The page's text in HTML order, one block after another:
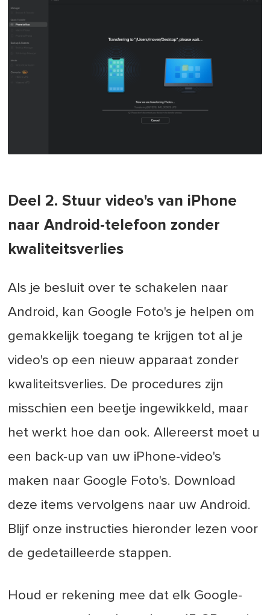
Deel 2. Stuur video's van iPhone
naar Android-telefoon zonder
kwaliteitsverlies
Als je besluit over te schakelen naar
Android, kan Google Foto's je helpen om
gemakkelijk toegang te krijgen tot al je
video's op een nieuw apparaat zonder
kwaliteitsverlies. De procedures zijn
misschien een beetje ingewikkeld, maar
het werkt hoe dan ook. Allereerst moet u
een back-up van uw iPhone-video's
maken naar Google Foto's. Download
deze items vervolgens naar uw Android.
Blijf onze instructies hieronder lezen voor
de gedetailleerde stappen.
Houd er rekening mee dat elk Google-